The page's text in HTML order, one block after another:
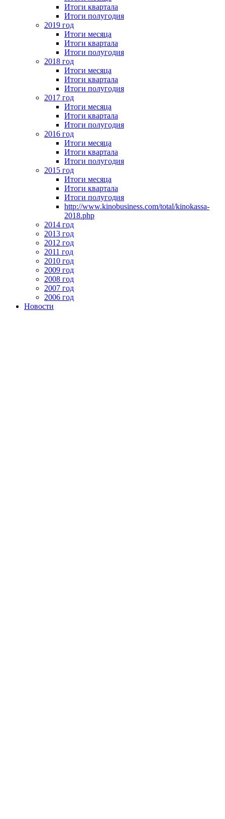
Итоги квартала
Итоги полугодия
2019 год
Итоги месяца
Итоги квартала
Итоги полугодия
2018 год
Итоги месяца
Итоги квартала
Итоги полугодия
2017 год
Итоги месяца
Итоги квартала
Итоги полугодия
2016 год
Итоги месяца
Итоги квартала
Итоги полугодия
2015 год
Итоги месяца
Итоги квартала
Итоги полугодия
http://www.kinobusiness.com/total/kinokassa-
2018.php
2014 год
2013 год
2012 год
2011 год
2010 год
2009 год
2008 год
2007 год
2006 год
Новости